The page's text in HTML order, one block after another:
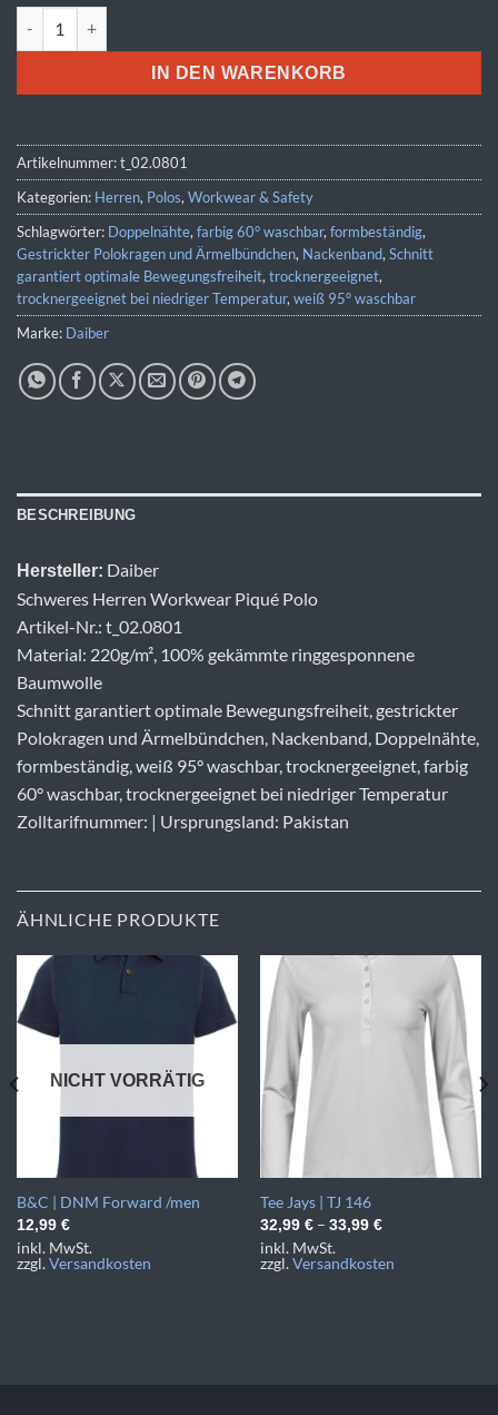
IN DEN WARENKORB
Artikelnummer:t_02.0801
Kategorien: Herren, Polos, Workwear & Safety
Schlagwörter: Doppelnähte, farbig 60° waschbar, formbeständig,
Gestrickter Polokragen und Ärmelbündchen, Nackenband, Schnitt
garantiert optimale Bewegungsfreiheit, trocknergeeignet,
trocknergeeignet bei niedriger Temperatur, weiß 95° waschbar
Marke: Daiber
BESCHREIBUNG
Hersteller: Daiber
Schweres Herren Workwear Piqué Polo
Artikel-Nr.: t_02.0801
Material: 220g/m², 100% gekämmte ringgesponnene
Baumwolle
Schnitt garantiert optimale Bewegungsfreiheit, gestrickter
Polokragen und Ärmelbündchen, Nackenband, Doppelnähte,
formbeständig, weiß 95° waschbar, trocknergeeignet, farbig
60° waschbar, trocknergeeignet bei niedriger Temperatur
Zolltarifnummer: | Ursprungsland: Pakistan
ÄHNLICHE PRODUKTE
NICHT VORRÄTIG
B&C | DNM Forward /men
12,99 €
inkl. MwSt.
zzgl.Versandkosten
Tee Jays | TJ 146
32,99 €– 33,99 €
inkl. MwSt.
zzgl.Versandkosten